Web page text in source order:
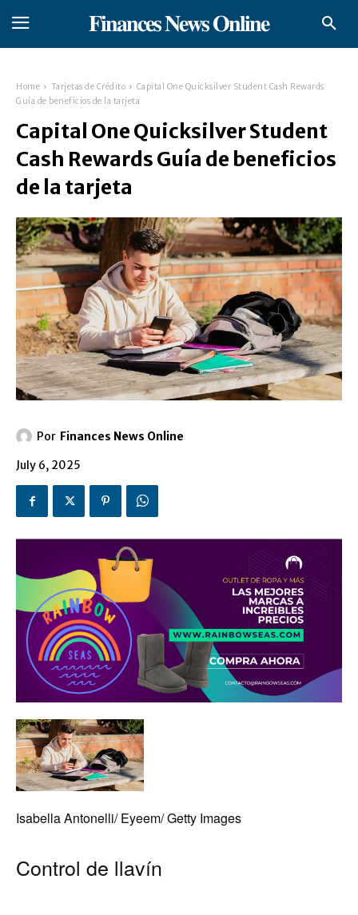
𝐅𝐢𝐧𝐚𝐧𝐜𝐞𝐬 𝐍𝐞𝐰𝐬 𝐎𝐧𝐥𝐢𝐧𝐞
Home Tarjetas de Crédito
Capital One Quicksilver Student Cash Rewards
Guía de beneficios de la tarjeta
Capital One Quicksilver Student
Cash Rewards Guía de beneficios
de la tarjeta
Por Finances News Online
July 6, 2025
Isabella Antonelli/ Eyeem/ Getty Images
Control de llavín